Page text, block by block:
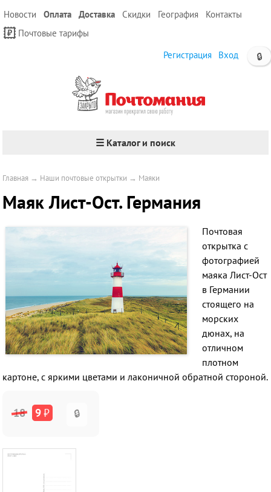
Новости Оплата Доставка Скидки География
Контакты
Почтовые тарифы
🔒
Регистрация Вход
☰ Каталог и поиск
Главная → Наши почтовые открытки → Маяки
Маяк Лист-Ост. Германия
Почтовая
открытка с
фотографией
маяка Лист-Ост
в Германии
стоящего на
морских
дюнах, на
отличном
плотном
картоне, с яркими цветами и лаконичной обратной стороной.
18 9₽ 🔒